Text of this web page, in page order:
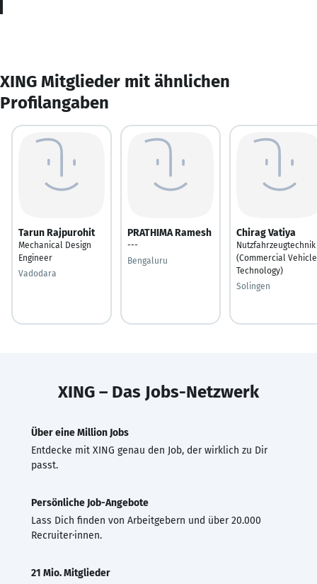
XING Mitglieder mit ähnlichen
Profilangaben
Tarun Rajpurohit
Mechanical Design
Engineer
Vadodara
PRATHIMA Ramesh
---
Bengaluru
Chirag Vatiya
Nutzfahrzeugtechnik
(Commercial Vehicle
Technology)
Solingen
XING – Das Jobs-Netzwerk
Über eine Million Jobs
Entdecke mit XING genau den Job, der wirklich zu Dir
passt.
Persönliche Job-Angebote
Lass Dich finden von Arbeitgebern und über 20.000
Recruiter·innen.
21 Mio. Mitglieder